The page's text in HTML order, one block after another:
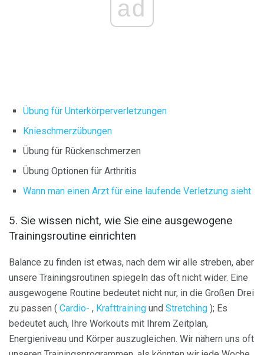
ad
Übung für Unterkörperverletzungen
Knieschmerzübungen
Übung für Rückenschmerzen
Übung Optionen für Arthritis
Wann man einen Arzt für eine laufende Verletzung sieht
5. Sie wissen nicht, wie Sie eine ausgewogene
Trainingsroutine einrichten
Balance zu finden ist etwas, nach dem wir alle streben, aber
unsere Trainingsroutinen spiegeln das oft nicht wider. Eine
ausgewogene Routine bedeutet nicht nur, in die Großen Drei
zu passen ( Cardio- , Krafttraining und Stretching ); Es
bedeutet auch, Ihre Workouts mit Ihrem Zeitplan,
Energieniveau und Körper auszugleichen. Wir nähern uns oft